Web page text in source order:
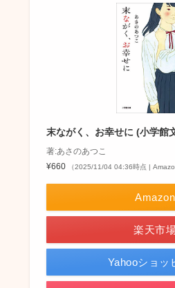
末ながく、お幸せに (小学館
著:あさのあつこ
¥660
（2025/11/04 04:36時点 |
Amazon
楽天市
Yahooショッ